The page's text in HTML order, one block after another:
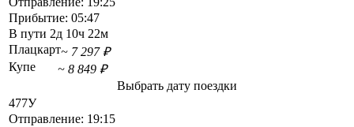
Прибытие: 05:47
В пути 2д 10ч 22м
Плацкарт~ 7 297 ₽
Купе
~ 8 849 ₽
Выбрать дату поездки
477У
Отправление: 19:15